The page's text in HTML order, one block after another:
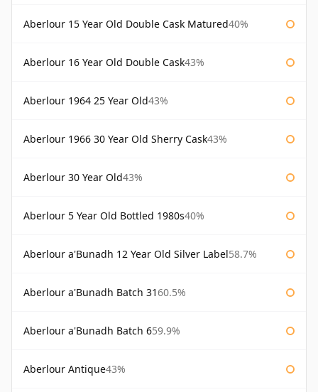
Aberlour 15 Year Old Double Cask Matured40%
Aberlour 16 Year Old Double Cask43%
Aberlour 1964 25 Year Old43%
Aberlour 1966 30 Year Old Sherry Cask43%
Aberlour 30 Year Old43%
Aberlour 5 Year Old Bottled 1980s40%
Aberlour a'Bunadh 12 Year Old Silver Label58.7%
Aberlour a'Bunadh Batch 3160.5%
Aberlour a'Bunadh Batch 659.9%
Aberlour Antique43%